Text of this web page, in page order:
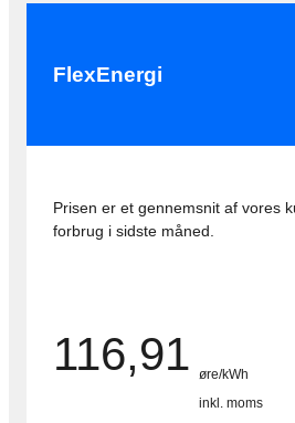
FlexEnergi
Prisen er et gennemsnit af vores
forbrug i sidste måned.
116,91
øre/kWh
inkl. moms